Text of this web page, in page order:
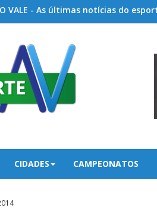
VALE - As últimas notícias do
CIDADES CAMPEONATOS